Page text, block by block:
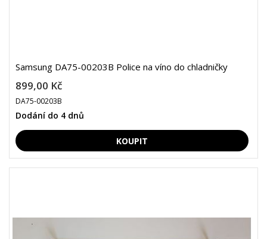
Samsung DA75-00203B Police na víno do chladničky
899,00 Kč
DA75-00203B
Dodání do 4 dnů